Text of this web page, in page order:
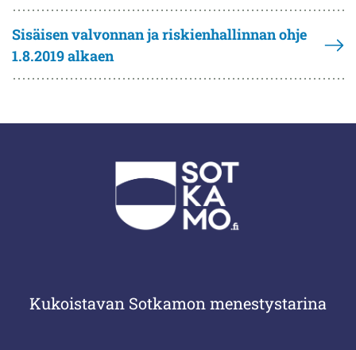
Sisäisen valvonnan ja riskienhallinnan ohje
1.8.2019 alkaen
Kukoistavan Sotkamon menestystarina